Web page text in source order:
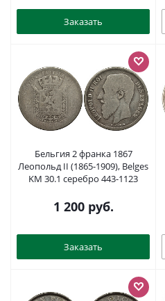
Заказать
Бельгия 2 франка 1867
Леопольд II (1865-1909), Belges
KM 30.1 серебро 443-1123
1 200руб.
Заказать